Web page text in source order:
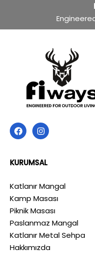
KURUMSAL
Katlanır Mangal
Kamp Masası
Piknik Masası
Paslanmaz Mangal
Katlanır Metal Sehpa
Hakkımızda